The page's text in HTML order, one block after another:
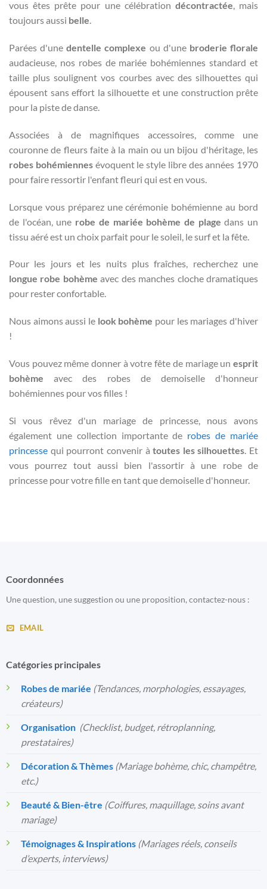
vous êtes prête pour une célébration décontractée, mais
toujours aussi belle.
Parées d'unedentelle complexe ou d'une broderie florale
audacieuse, nos robes de mariée bohémiennes standard et
taille plus soulignent vos courbes avec des silhouettes qui
épousent sans effort la silhouette et une construction prête
pour la piste de danse.
Associées à de magnifiques accessoires, comme une
couronne de fleurs faite à la main ou un bijou d'héritage, les
robes bohémiennesévoquent le style libre des années 1970
pour faire ressortir l'enfant fleuri qui est en vous.
Lorsque vous préparez une cérémonie bohémienne au bord
de l'océan, une robe de mariée bohème de plage dans un
tissu aéré est un choix parfait pour le soleil, le surf et la fête.
Pour les jours et les nuits plus fraîches, recherchez une
longue robe bohème avec des manches cloche dramatiques
pour rester confortable.
Nous aimons aussi le look bohème pour les mariages d'hiver
!
Vous pouvez même donner à votre fête de mariage un esprit
bohème avec des robes de demoiselle d'honneur
bohémiennes pour vos filles !
Si vous rêvez d'un mariage de princesse, nous avons
également une collection importante de robes de mariée
princesse qui pourront convenir àtoutes les silhouettes . Et
vous pourrez tout aussi bien l'assortir à une robe de
princesse pour votre fille en tant que demoiselle d'honneur.
Coordonnées
Une question, une suggestion ou une proposition, contactez-nous :
EMAIL
Catégories principales
Robes de mariée (Tendances, morphologies, essayages,
créateurs)
Organisation️ (Checklist, budget, rétroplanning,
prestataires)
Décoration & Thèmes (Mariage bohème, chic, champêtre,
etc.)
Beauté & Bien-être (Coiffures, maquillage, soins avant
mariage)
Témoignages & Inspirations (Mariages réels, conseils
d’experts, interviews)